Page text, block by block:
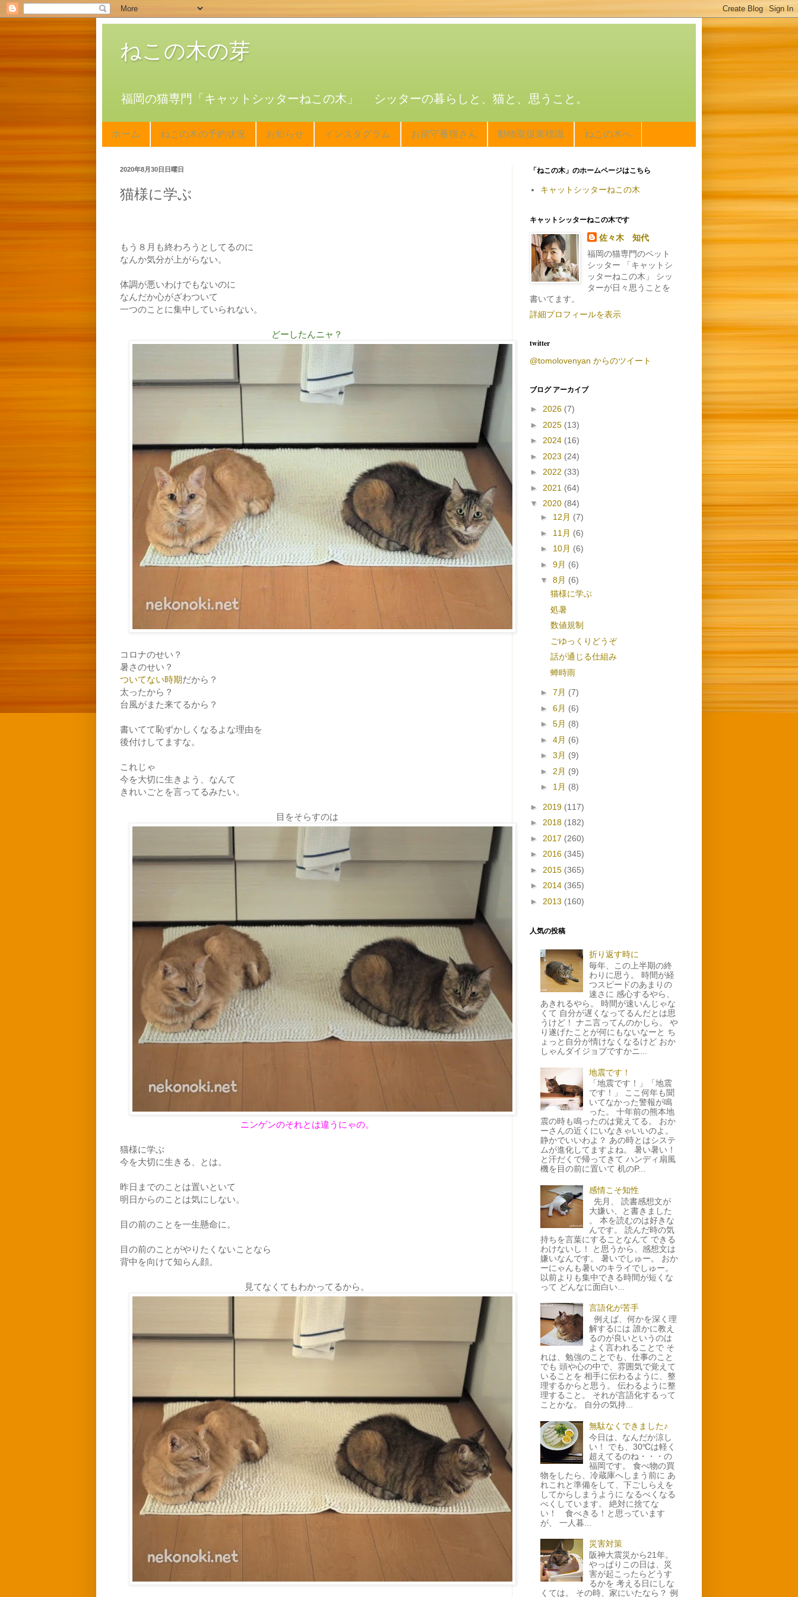
ねこの木の芽
福岡の猫専門「キャットシッターねこの木」 シッターの暮らしと、猫と、思うこと。
ホーム ねこの木の予約状況 お知らせ インスタグラム お留守番猫さん 動物取扱業標識 ねこの木へ
2020年8月30日日曜日
猫様に学ぶ
もう８月も終わろうとしてるのに
なんか気分が上がらない。
体調が悪いわけでもないのに
なんだか心がざわついて
一つのことに集中していられない。
どーしたんニャ？
コロナのせい？
暑さのせい？
ついてない時期だから？
太ったから？
台風がまた来てるから？
書いてて恥ずかしくなるよな理由を
後付けしてますな。
これじゃ
今を大切に生きよう、なんて
きれいごとを言ってるみたい。
目をそらすのは
ニンゲンのそれとは違うにゃの。
猫様に学ぶ
今を大切に生きる、とは。
昨日までのことは置いといて
明日からのことは気にしない。
目の前のことを一生懸命に。
目の前のことがやりたくないことなら
背中を向けて知らん顔。
見てなくてもわかってるから。
「ねこの木」のホームページはこちら
キャットシッターねこの木
キャットシッターねこの木です
佐々木 知代
福岡の猫専門のペット
シッター 「キャットシ
ッターねこの木」 シッ
ターが日々思うことを
書いてます。
詳細プロフィールを表示
twitter
@tomolovenyan からのツイート
ブログ アーカイブ
► 2026 (7)
► 2025 (13)
► 2024 (16)
► 2023 (24)
► 2022 (33)
► 2021 (64)
▼ 2020 (84)
► 12月 (7)
► 11月 (6)
► 10月 (6)
► 9月 (6)
▼ 8月 (6)
猫様に学ぶ
処暑
数値規制
ごゆっくりどうぞ
話が通じる仕組み
蝉時雨
► 7月 (7)
► 6月 (6)
► 5月 (8)
► 4月 (6)
► 3月 (9)
► 2月 (9)
► 1月 (8)
► 2019 (117)
► 2018 (182)
► 2017 (260)
► 2016 (345)
► 2015 (365)
► 2014 (365)
► 2013 (160)
人気の投稿
折り返す時に
毎年、この上半期の終
わりに思う。 時間が経
つスピードのあまりの
速さに 感心するやら、
あきれるやら。 時間が速いんじゃな
くて 自分が遅くなってるんだとは思
うけど！ ナニ言ってんのかしら。 や
り遂げたことが何にもないなーと ち
ょっと自分が情けなくなるけど おか
しゃんダイジョブですかニ...
地震です！
「地震です！」「地震
です！」 ここ何年も聞
いてなかった警報が鳴
った。 十年前の熊本地
震の時も鳴ったのは覚えてる。 おか
ーさんの近くにいなきゃいいのよ。
静かでいいわよ？ あの時とはシステ
ムが進化してますよね。 暑い暑い！
と汗だくで帰ってきて ハンディ扇風
機を目の前に置いて 机のP...
感情こそ知性
先月、 読書感想文が
大嫌い、と書きました
。 本を読むのは好きな
んです。 読んだ時の気
持ちを言葉にすることなんて できる
わけないし！ と思うから、感想文は
嫌いなんです。 暑いでしゅー。 おか
ーにゃんも暑いのキライでしゅー。
以前よりも集中できる時間が短くな
って どんなに面白い...
言語化が苦手
例えば、何かを深く理
解するには 誰かに教え
るのが良いというのは
よく言われることで そ
れは、勉強のことでも、仕事のこと
でも 頭や心の中で、雰囲気で覚えて
いることを 相手に伝わるように、整
理するからと思う。 伝わるように整
理すること。 それが言語化するって
ことかな。 自分の気持...
無駄なくできました♪
今日は、なんだか涼し
い！ でも、30℃は軽く
超えてるのね・・・の
福岡です。 食べ物の買
物をしたら、冷蔵庫へしまう前に あ
れこれと準備をして、下ごしらえを
してからしまうように なるべくなる
べくしています。 絶対に捨てな
い！ 食べきる！と思っています
が、 一人暮...
災害対策
阪神大震災から21年。
やっぱりこの日は、災
害が起こったらどうす
るかを 考える日にしな
くては。 その時、家にいたなら？ 例